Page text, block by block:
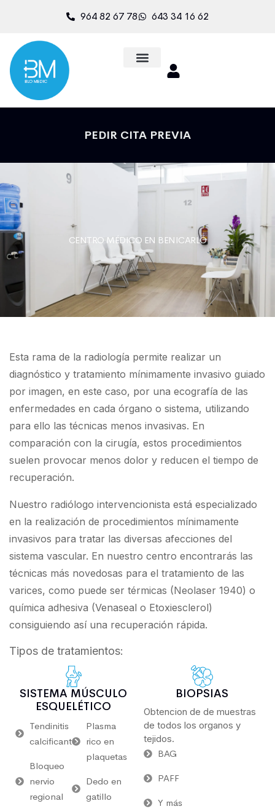
964 82 67 78 643 34 16 62
PEDIR CITA PREVIA
CENTRO MÉDICO EN BENICARLÓ
Esta rama de la radiología permite realizar un
diagnóstico y tratamiento mínimamente invasivo guiado
por imagen, en este caso, por una ecografía de las
enfermedades en cada órgano o sistema, utilizando
para ello las técnicas menos invasivas. En
comparación con la cirugía, estos procedimientos
suelen provocar menos dolor y reducen el tiempo de
recuperación.
Nuestro radiólogo intervencionista está especializado
en la realización de procedimientos mínimamente
invasivos para tratar las diversas afecciones del
sistema vascular. En nuestro centro encontrarás las
técnicas más novedosas para el tratamiento de las
varices, como puede ser térmicas (Neolaser 1940) o
química adhesiva (Venaseal o Etoxiesclerol)
consiguiendo así una recuperación rápida.
Tipos de tratamientos:
SISTEMA MÚSCULO
ESQUELÉTICO
Tendinitis
calcificante
Bloqueo
nervio
regional
Plasma
rico en
plaquetas
Dedo en
gatillo
BIOPSIAS
Obtencion de de muestras
de todos los organos y
tejidos.
BAG
PAFF
Y más